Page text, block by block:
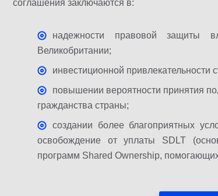
соглашения заключаются в:
надежности правовой защиты
Великобритании;
инвестиционной привлекательности
повышении вероятности принятия
гражданства страны;
создании более благоприятных
освобождение от уплаты SDLT
программ Shared Ownership,